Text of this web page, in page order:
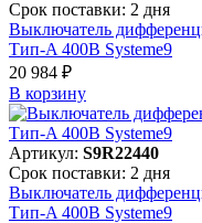
Срок поставки: 2 дня
Выключатель
Тип-A 400В Systeme9
20 984 ₽
В корзинy
Артикул: S9R22440
Срок поставки: 2 дня
Выключатель
Тип-A 400В Systeme9